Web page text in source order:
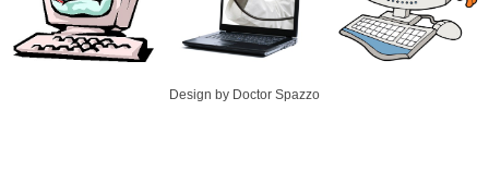
Design by Doctor Spazzo